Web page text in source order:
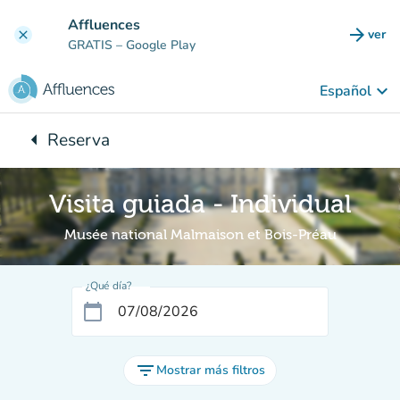
clear Affluences
GRATIS – Google Play arrow_forward ver
Español keyboard_arrow_down
arrow_leftVuelta:
Reserva
Visita guiada - Individual
Musée national Malmaison et Bois-Préau
¿Qué día?
calendar_today
filter_list Mostrar más filtros